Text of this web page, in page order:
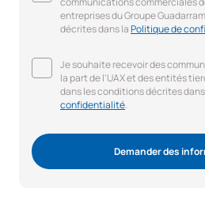
entreprises du Groupe
décrites dans laPolitique de
Je souhaite recevoir des
la part de l'UAX et des entités
dans les conditions décrites
confidentialité.
Demander des